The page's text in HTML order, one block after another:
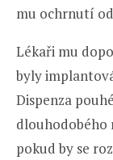
mu ochrnutí
Lékaři mu
byly
Dispenza
dlouhodobého
pokud by se